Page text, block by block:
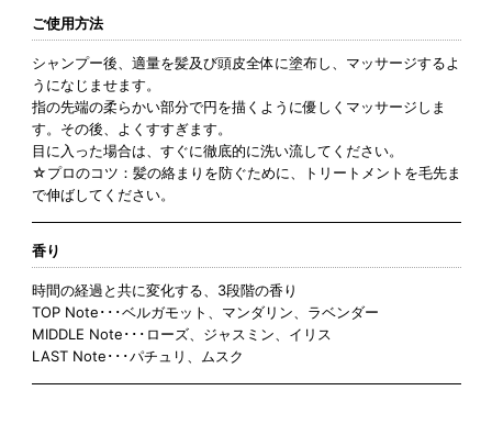
ご使用方法
シャンプー後、適量を髪及び頭皮全体に塗布し、マッサージするよ
うになじませます。
指の先端の柔らかい部分で円を描くように優しくマッサージしま
す。その後、よくすすぎます。
目に入った場合は、すぐに徹底的に洗い流してください。
☆プロのコツ：髪の絡まりを防ぐために、トリートメントを毛先ま
で伸ばしてください。
香り
時間の経過と共に変化する、3段階の香り
TOP Note･･･ベルガモット、マンダリン、ラベンダー
MIDDLE Note･･･ローズ、ジャスミン、イリス
LAST Note･･･パチュリ、ムスク